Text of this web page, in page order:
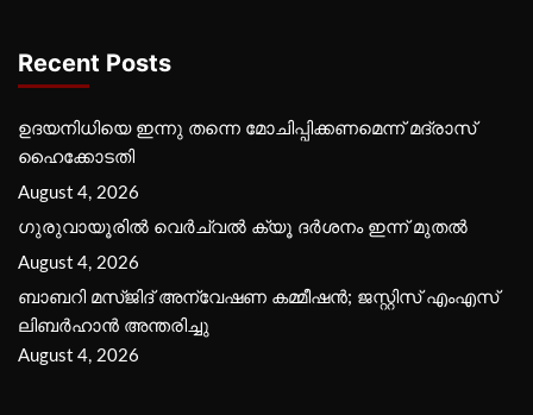
Recent Posts
ഉദയനിധിയെ ഇന്നു തന്നെ മോചിപ്പിക്കണമെന്ന് മദ്രാസ്
ഹൈക്കോടതി
August 4, 2026
ഗുരുവായൂരില്‍ വെര്‍ച്വല്‍ ക്യൂ ദര്‍ശനം ഇന്ന് മുതല്‍
August 4, 2026
ബാബറി മസ്ജിദ് അന്വേഷണ കമ്മീഷന്‍; ജസ്റ്റിസ് എംഎസ്
ലിബര്‍ഹാന്‍ അന്തരിച്ചു
August 4, 2026